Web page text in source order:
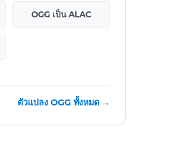
OGG เป็น ALAC
ตัวแปลง OGG ทั้งหมด →